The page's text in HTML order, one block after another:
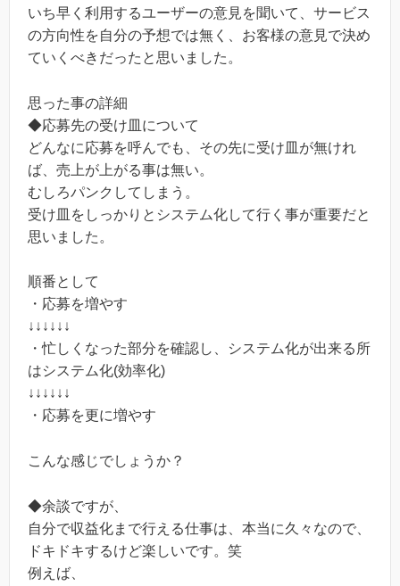
いち早く利用するユーザーの意見を聞いて、サービス
の方向性を自分の予想では無く、お客様の意見で決め
ていくべきだったと思いました。
思った事の詳細
◆応募先の受け皿について
どんなに応募を呼んでも、その先に受け皿が無けれ
ば、売上が上がる事は無い。
むしろパンクしてしまう。
受け皿をしっかりとシステム化して行く事が重要だと
思いました。
順番として
・応募を増やす
↓↓↓↓↓↓
・忙しくなった部分を確認し、システム化が出来る所
はシステム化(効率化)
↓↓↓↓↓↓
・応募を更に増やす
こんな感じでしょうか？
◆余談ですが、
自分で収益化まで行える仕事は、本当に久々なので、
ドキドキするけど楽しいです。笑
例えば、